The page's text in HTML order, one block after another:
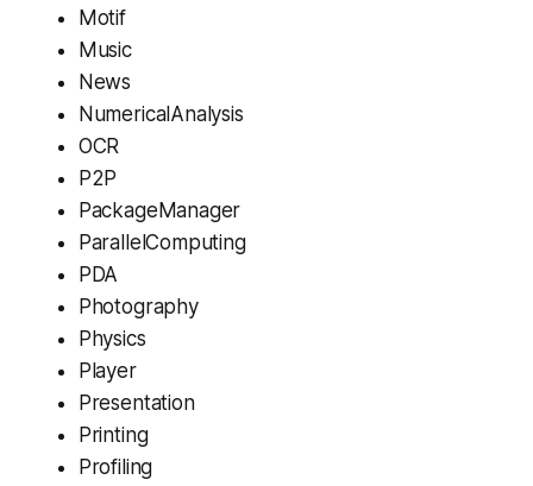
Motif
Music
News
NumericalAnalysis
OCR
P2P
PackageManager
ParallelComputing
PDA
Photography
Physics
Player
Presentation
Printing
Profiling